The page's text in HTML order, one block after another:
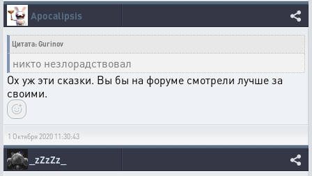
Apocalipsis
Цитата: Gurinov
никто незлорадствовал
Ох уж эти сказки. Вы бы на форуме смотрели лучше за
своими.
1 Октября 2020 11:30:43
_zZzZz_